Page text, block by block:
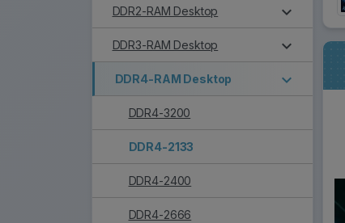
DDR2-RAM Desktop expand_more
DDR3-RAM Desktop expand_more
DDR4-RAM Desktop expand_more
DDR4-3200
DDR4-2133
DDR4-2400
DDR4-2666